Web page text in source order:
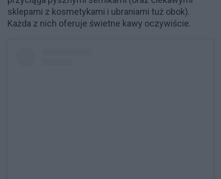
sklepami z kosmetykami i ubraniami tuż obok).
Każda z nich oferuje świetne kawy oczywiście.